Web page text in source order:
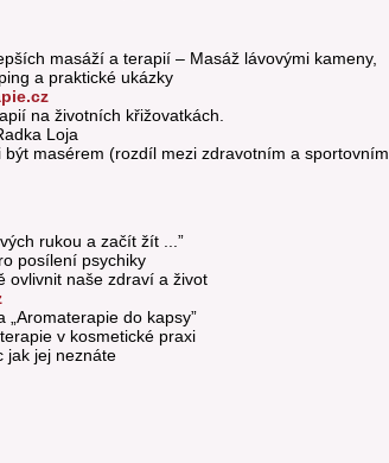
masáží a terapií – Masáž lávovými kameny,
a praktické ukázky
na životních křižovatkách.
Loja
být masérem (rozdíl mezi zdravotním a sportovním
rukou a začít žít ...”
posílení psychiky
ovlivnit naše zdraví a život
do kapsy”
v kosmetické praxi
jak jej neznáte